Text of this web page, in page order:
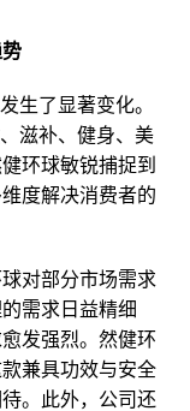
生了显著变化。
滋补、健身、美
环球敏锐捕捉到
度解决消费者的
对部分市场需求
需求日益精细
发强烈。然健环
兼具功效与安全
。此外，公司还